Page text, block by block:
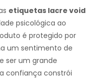
etiquetas lacre void
psicológica ao
é protegido por
um sentimento de
ser um grande
confiança constrói